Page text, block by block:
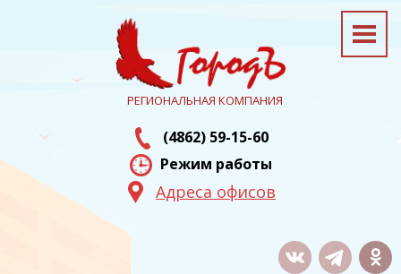
РЕГИОНАЛЬНАЯ КОМПАНИЯ
(4862) 59-15-60
Режим работы
Адреса офисов